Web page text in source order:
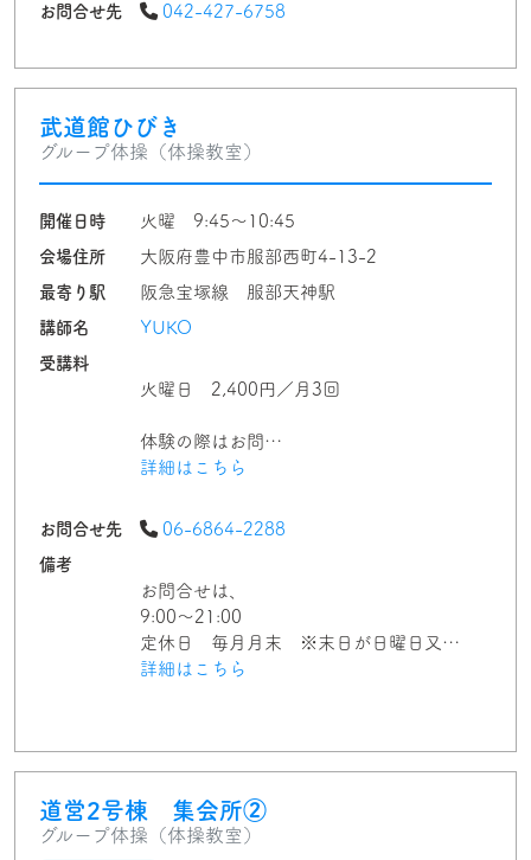
お問合せ先 042-427-6758
武道館ひびき
グループ体操（体操教室）
開催日時
火曜 9:45〜10:45
会場住所
大阪府豊中市服部西町4-13-2
最寄り駅
阪急宝塚線 服部天神駅
講師名
YUKO
受講料
火曜日 2,400円／月3回
体験の際はお問…
詳細はこちら
お問合せ先
06-6864-2288
備考
お問合せは、
9:00〜21:00
定休日 毎月月末 ※末日が日曜日又…
詳細はこちら
道営2号棟 集会所②
グループ体操（体操教室）